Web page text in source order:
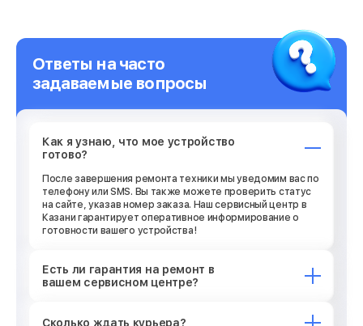
Ответы на часто
задаваемые вопросы
Как я узнаю, что мое устройство
готово?
После завершения ремонта техники мы уведомим вас по
телефону или SMS. Вы также можете проверить статус
на сайте, указав номер заказа. Наш сервисный центр в
Казани гарантирует оперативное информирование о
готовности вашего устройства!
Есть ли гарантия на ремонт в
вашем сервисном центре?
Сколько ждать курьера?